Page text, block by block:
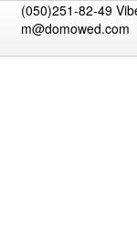
(050)251-82-49
m@domowed.com